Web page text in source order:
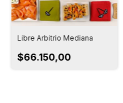
Libre Arbitrio Mediana
$66.150,00